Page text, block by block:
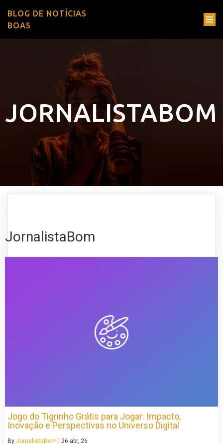
BLOG DE NOTÍCIAS
BOAS
JORNALISTABOM
JornalistaBom
Jogo do Tigrinho Grátis para Jogar: Impacto,
Inovação e Perspectivas no Universo Digital
By JornalistaBom | 26 abr, 26